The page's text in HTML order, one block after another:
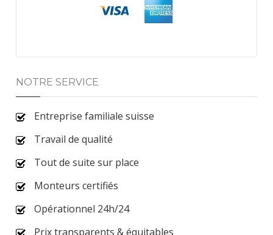
NOTRE SERVICE
Entreprise familiale suisse
Travail de qualité
Tout de suite sur place
Monteurs certifiés
Opérationnel 24h/24
Prix transparents & équitables